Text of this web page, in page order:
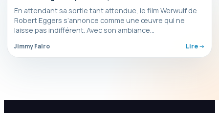
horrifique qui enflamme déjà l’hiver
En attendant sa sortie tant attendue, le film Werwulf de
Robert Eggers s’annonce comme une œuvre qui ne
laisse pas indifférent. Avec son ambiance…
Jimmy Falro Lire ->